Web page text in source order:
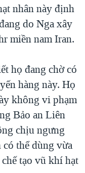
NAM
SÂM
NÔNG THÔN MỸ
nhân này định
do Nga xây
miền nam Iran.
họ đang chờ có
hàng này. Họ
không vi phạm
Bảo an Liên
chịu ngưng
thể dùng vừa
tạo vũ khí hạt